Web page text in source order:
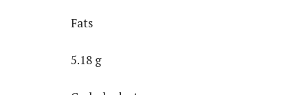
Fats
5.18 g